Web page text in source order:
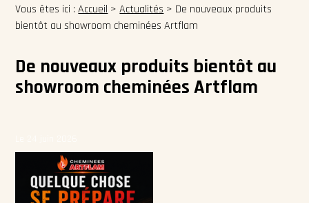
Vous êtes ici : Accueil >Actualités > De nouveaux produits
bientôt au showroom cheminées Artflam
De nouveaux produits bientôt au
showroom cheminées Artflam